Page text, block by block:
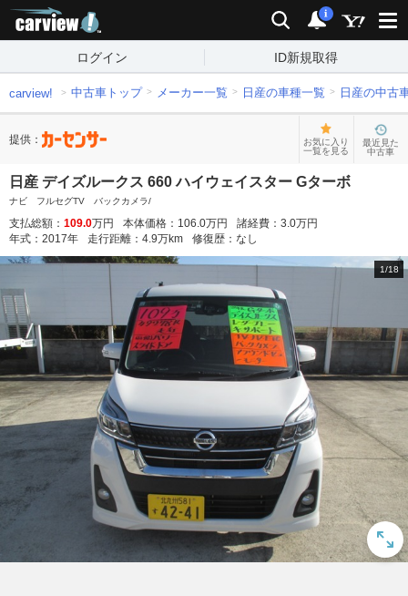
検索 通知
i
ログイン ID新規取得
carview! 中古車トップ メーカー一覧 日産の車種一覧 日産の中古
提供：
お気に入り
一覧を見る
最近見た
中古車
日産 デイズルークス 660 ハイウェイスター Gターボ
ナビ フルセグTV バックカメラ/
支払総額： 109.0万円 本体価格： 106.0万円 諸経費： 3.0万円
年式： 2017年 走行距離： 4.9万km 修復歴： なし
1/18